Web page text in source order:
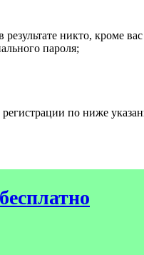
никто, кроме
пароля;
по ниже